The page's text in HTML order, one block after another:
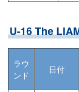
U-16 The
ラウ
ンド
日付